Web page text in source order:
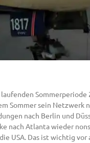
Sommer sein Netzwerk
nach Berlin und
nach Atlanta wieder
USA. Das ist wichtig